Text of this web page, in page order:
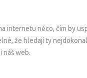
internetu něco, čím by
že hledají ty
náš web.